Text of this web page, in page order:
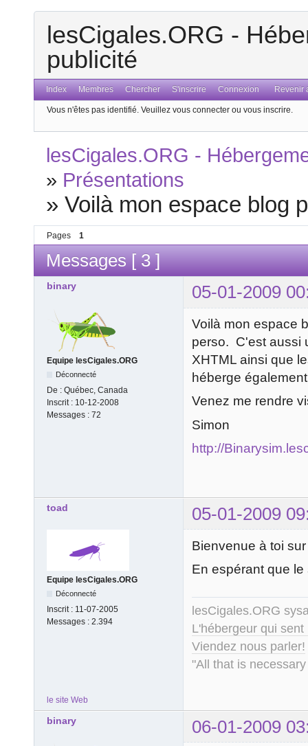
lesCigales.ORG -
publicité
Index Membres Chercher S'inscrire Connexion Revenir
Vous n'êtes pas identifié. Veuillez vous connecter ou vous inscrire.
lesCigales.ORG -
» Présentations
»Voilà mon espace blog
Pages 1
Messages [ 3 ]
binary 05-01-2009
Equipe lesCigales.ORG
Déconnecté
De : Québec, Canada
Inscrit : 10-12-2008
Messages : 72
Voilà mon espace
perso. C'est aussi
XHTML ainsi que
héberge
Venez me rendre
Simon
http://
toad 05-01-2009
Equipe lesCigales.ORG
Déconnecté
Inscrit : 11-07-2005
Messages : 2.394
Bienvenue à toi
En espérant que
lesCigales.ORG
L'hébergeur qui
Viendez nous parler!
"All that is
le site Web
binary 06-01-2009